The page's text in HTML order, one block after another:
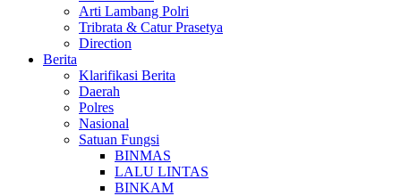
Arti Lambang Polri
Tribrata & Catur Prasetya
Direction
Berita
Klarifikasi Berita
Daerah
Polres
Nasional
Satuan Fungsi
BINMAS
LALU LINTAS
BINKAM